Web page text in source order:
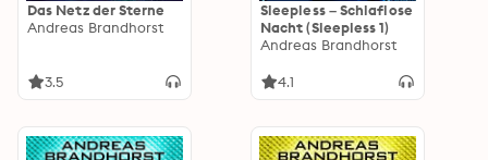
Das Netz der Sterne
Andreas Brandhorst
3.5
Sleepless – Schlaflose
Nacht (Sleepless 1)
Andreas Brandhorst
4.1